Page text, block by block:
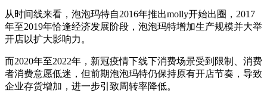
从时间线来看，泡泡玛特自2016年推出molly开始出圈，2017
年至2019年恰逢经济发展阶段，泡泡玛特增加生产规模并大举
开店以扩大影响力。
而2020年至2022年，新冠疫情下线下消费场景受到限制、消费
者消费意愿低迷，但前期泡泡玛特仍保持原有开店节奏，导致
企业存货增加，进一步引致周转率降低。